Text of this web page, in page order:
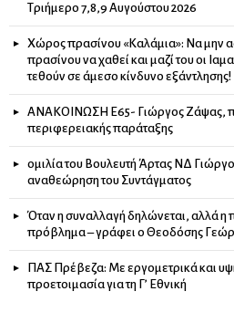
Τριήμερο 7,8,9 Αυγούστου 2026
Χώρος πρασίνου «Καλάμια»: Να μην
πρασίνου να χαθεί και μαζί του οι
τεθούν σε άμεσο κίνδυνο εξάντλησης!
ΑΝΑΚΟΙΝΩΣΗ Ε65- Γιώργος Ζάψας,
περιφερειακής παράταξης
ομιλία του Βουλευτή Άρτας ΝΔ
αναθεώρηση του Συντάγματος
Όταν η συναλλαγή δηλώνεται, αλλά η
πρόβλημα – γράφει ο Θεοδόσης
ΠΑΣ Πρέβεζα: Με εργομετρικά και
προετοιμασία για τη Γ’ Εθνική